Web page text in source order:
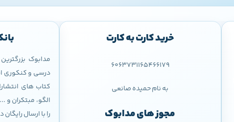
خرید کارت به کارت
6063731165466179
به نام حمیده صانعی
مجوز های مدابوک
مدابوک
درسی و کنکوری
کتاب های
الگو، مبتکران و
را با ارسال